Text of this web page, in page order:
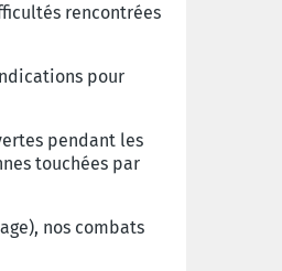
rencontrées
pour
pendant les
touchées par
nos combats